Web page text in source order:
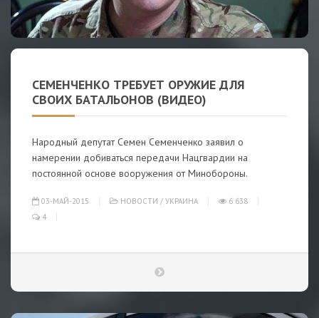
СЕМЕНЧЕНКО ТРЕБУЕТ ОРУЖИЕ ДЛЯ
СВОИХ БАТАЛЬОНОВ (ВИДЕО)
Народный депутат Семен Семенченко заявил о
намерении добиваться передачи Нацгвардии на
постоянной основе вооружения от Минобороны.
03-МАЙ-2015 НОВОСТИ / УКРАИНА
6 638
4